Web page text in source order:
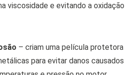
viscosidade e evitando a oxidação
– criam uma película protetora
para evitar danos causados